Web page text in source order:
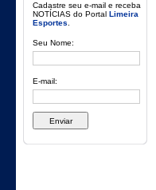
Cadastre seu e-mail e receba
NOTÍCIAS do Portal Limeira
Esportes
Seu Nome:
E-mail: